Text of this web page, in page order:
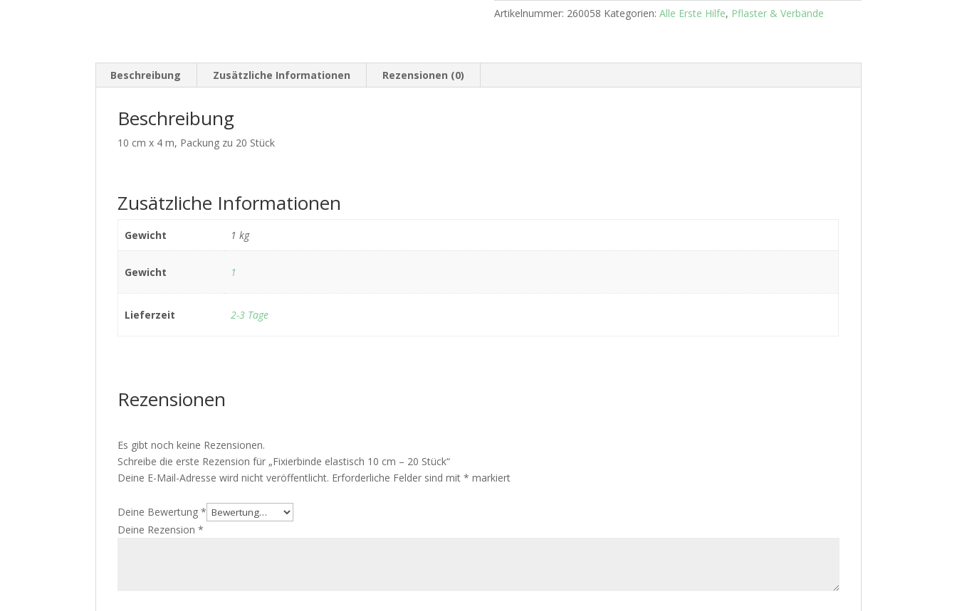
Artikelnummer: 260058 Kategorien: Alle Erste Hilfe, Pflaster & Verbände
Beschreibung Zusätzliche Informationen Rezensionen (0)
Beschreibung
10 cm x 4 m, Packung zu 20 Stück
Zusätzliche Informationen
Gewicht 1 kg
Gewicht 1
Lieferzeit 2-3 Tage
Rezensionen
Es gibt noch keine Rezensionen.
Schreibe die erste Rezension für „Fixierbinde elastisch 10 cm – 20 Stück“
Deine E-Mail-Adresse wird nicht veröffentlicht. Erforderliche Felder sind mit* markiert
Deine Bewertung*
Deine Rezension*